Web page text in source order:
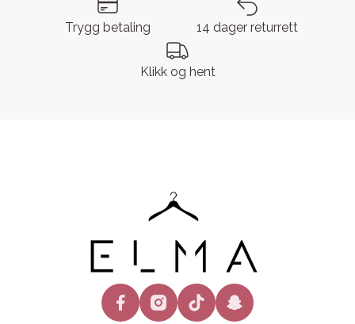
Trygg betaling 14 dager returrett
Klikk og hent
facebookinstagramtiktok snapchat